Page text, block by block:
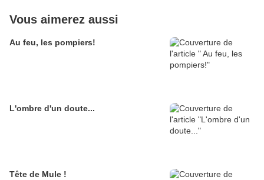
Vous aimerez aussi
Au feu, les pompiers!
L'ombre d'un doute...
Tête de Mule !